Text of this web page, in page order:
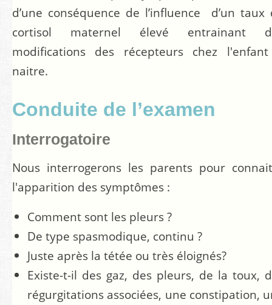
d’une conséquence de l’influence d’un taux
cortisol maternel élevé entrainant
modifications des récepteurs chez
naitre.
Conduite de l’examen
Interrogatoire
Nous interrogerons les parents pour
l'apparition des symptômes :
Comment sont les pleurs ?
De type spasmodique, continu ?
Juste après la tétée ou très éloignés?
Existe-t-il des gaz, des pleurs, de la toux,
régurgitations associées, une constipation,